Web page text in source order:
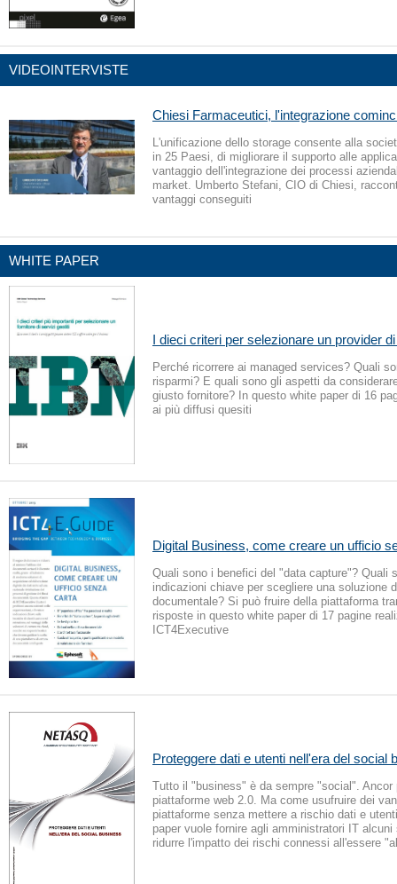
VIDEOINTERVISTE
Chiesi Farmaceutici, l'integrazione
L'unificazione dello storage consente alla
in 25 Paesi, di migliorare il supporto alle
vantaggio dell'integrazione dei processi
market. Umberto Stefani, CIO di Chiesi,
vantaggi conseguiti
WHITE PAPER
I dieci criteri per selezionare un provider
Perché ricorrere ai managed services? Quali
risparmi? E quali sono gli aspetti da
giusto fornitore? In questo white paper di 16
ai più diffusi quesiti
Digital Business, come creare un ufficio
Quali sono i benefici del "data capture"? Quali
indicazioni chiave per scegliere una soluzione
documentale? Si può fruire della piattaforma
risposte in questo white paper di 17 pagine
ICT4Executive
Proteggere dati e utenti nell'era del social
Tutto il "business" è da sempre "social". Ancor
piattaforme web 2.0. Ma come usufruire dei
piattaforme senza mettere a rischio dati e
paper vuole fornire agli amministratori IT alcuni
ridurre l'impatto dei rischi connessi all'essere